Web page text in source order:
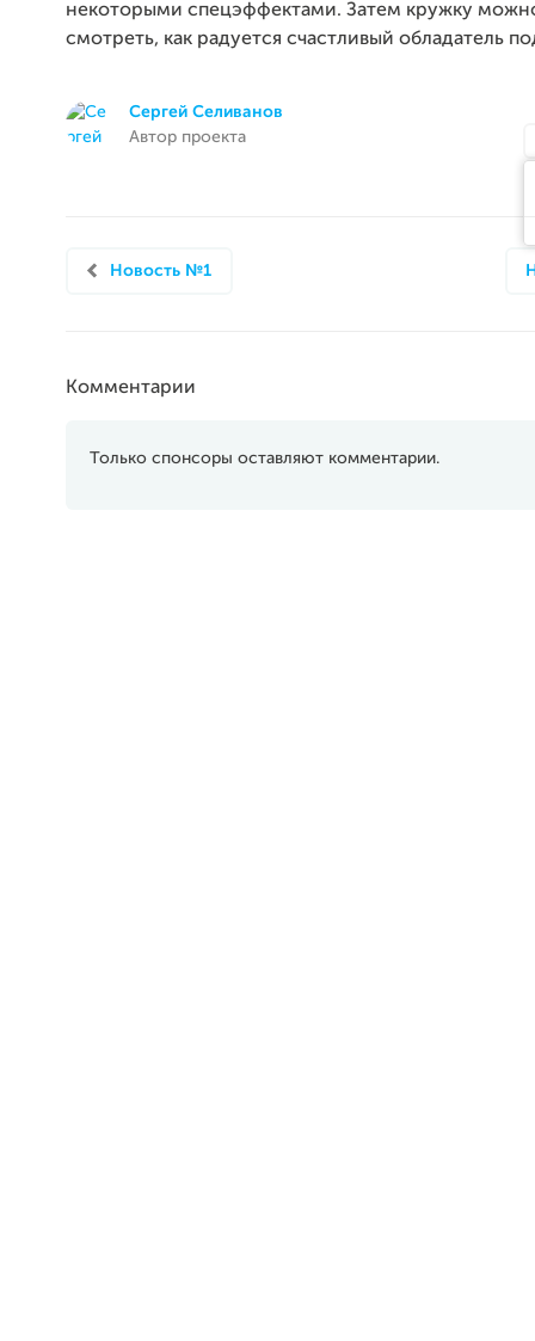
некоторыми спецэффектами. Затем кружку
смотреть, как радуется счастливый обладатель
Сергей Селиванов
Автор проекта
Новость №1
Комментарии
Только спонсоры оставляют комментарии.